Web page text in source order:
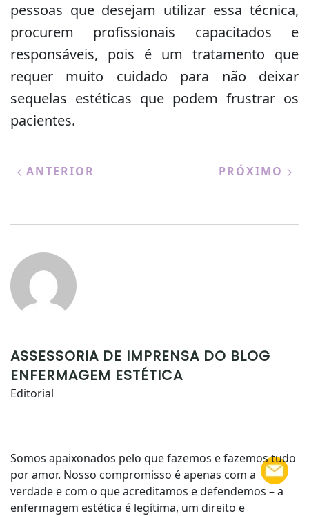
pessoas que desejam utilizar essa técnica,
procurem profissionais capacitados e
responsáveis, pois é um tratamento que
requer muito cuidado para não deixar
sequelas estéticas que podem frustrar os
pacientes.
ANTERIOR PRÓXIMO
ASSESSORIA DE IMPRENSA DO BLOG
ENFERMAGEM ESTÉTICA
Editorial
Somos apaixonados pelo que fazemos e fazemos tudo
por amor. Nosso compromisso é apenas com a
verdade e com o que acreditamos e defendemos – a
enfermagem estética é legítima, um direito e